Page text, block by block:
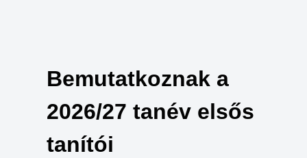
Bemutatkoznak a
2026/27 tanév elsős
tanítói